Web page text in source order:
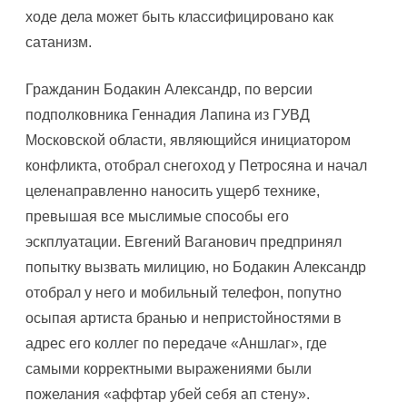
ходе дела может быть классифицировано как
сатанизм.
Гражданин Бодакин Александр, по версии
подполковника Геннадия Лапина из ГУВД
Московской области, являющийся инициатором
конфликта, отобрал снегоход у Петросяна и начал
целенаправленно наносить ущерб технике,
превышая все мыслимые способы его
эскплуатации. Евгений Ваганович предпринял
попытку вызвать милицию, но Бодакин Александр
отобрал у него и мобильный телефон, попутно
осыпая артиста бранью и непристойностями в
адрес его коллег по передаче «Аншлаг», где
самыми корректными выражениями были
пожелания «аффтар убей себя ап стену».